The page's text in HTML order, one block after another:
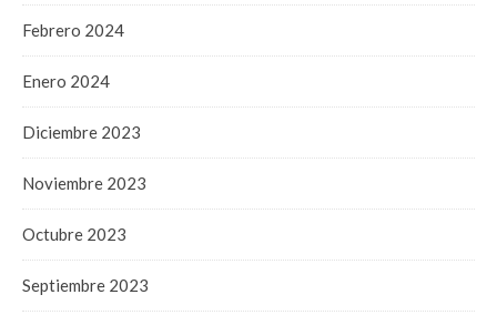
Febrero 2024
Enero 2024
Diciembre 2023
Noviembre 2023
Octubre 2023
Septiembre 2023